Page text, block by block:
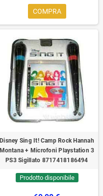
COMPRA
Disney Sing It! Camp Rock Hannah
Montana + Microfoni Playstation 3
PS3 Sigillato 8717418186494
Prodotto disponibile